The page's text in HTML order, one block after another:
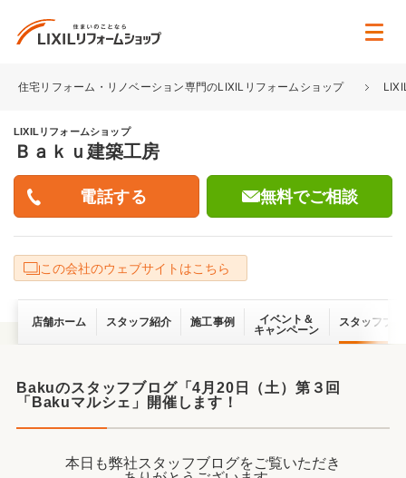
住宅リフォーム・リノベーション専門のLIXILリフォームショップ
LIXILリフォームショップ
Ｂａｋｕ建築工房
無料でご相談
この会社のウェブサイトはこちら
店舗ホーム スタッフ紹介 施工事例
イベント＆
キャンペーン
スタッフブ
Bakuのスタッフブログ「4月20日（土）第３回
「Bakuマルシェ」開催します！
本日も弊社スタッフブログをご覧いただき